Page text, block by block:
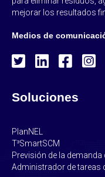
mejorar los resultados
Medios de
Soluciones
PlanNEL
T³SmartSCM
Previsión de la demanda
Administrador de tareas